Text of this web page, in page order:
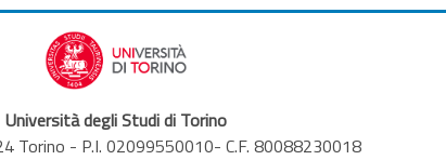
Università degli Studi di Torino
Torino - P.I. 02099550010- C.F. 80088230018